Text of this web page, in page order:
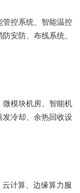
控系统、智能温控
安防、布线系统、
模块机房、智能机
冷却、余热回收设
计算、边缘算力服